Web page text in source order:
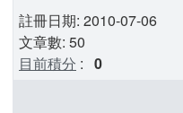
註冊日期: 2010-07-06
文章數: 50
目前積分 : 0